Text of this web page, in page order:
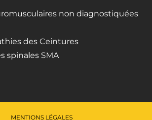
non diagnostiquées
des Ceintures
spinales SMA
MENTIONS LÉGALES